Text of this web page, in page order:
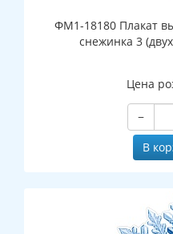
ФМ1-18180 Плакат
снежинка 3
Цена
−
В